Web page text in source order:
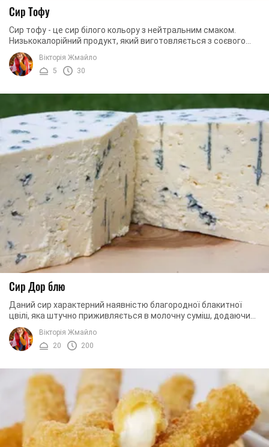
Сир Тофу
Сир тофу - це сир білого кольору з нейтральним смаком.
Низькокалорійний продукт, який виготовляється з соєвого
молока, і є улюбленим продуктом ...
Вікторія Жмайло
5
30
Сир Дор блю
Даний сир характерний наявністю благородної блакитної
цвілі, яка штучно приживляється в молочну суміш, додаючи
при цьому закваску і ферменти. Сир Дор ...
Вікторія Жмайло
20
200